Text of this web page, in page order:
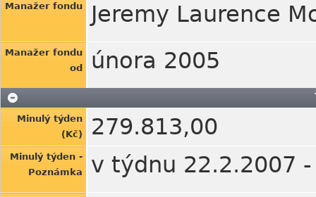
Manažer fondu Jeremy Laurence
Manažer fondu
od
února 2005
Minulý týden
(Kč)
279.813,00
Minulý týden -
Poznámka
v týdnu 22.2.2007